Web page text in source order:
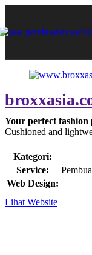
Your perfect fashion
Cushioned and
Kategori:
Service:
Web Design:
Lihat Website